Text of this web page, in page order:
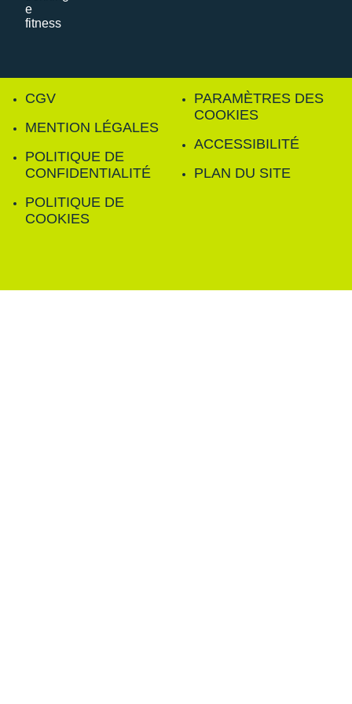
CGV
MENTION LÉGALES
POLITIQUE DE
CONFIDENTIALITÉ
POLITIQUE DE
COOKIES
PARAMÈTRES DES
COOKIES
ACCESSIBILITÉ
PLAN DU SITE